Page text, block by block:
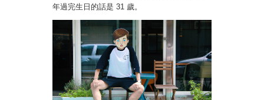
年過完生日的話是 31 歲。